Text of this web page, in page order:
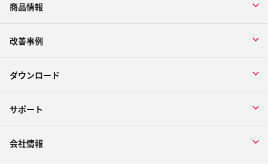
商品情報
改善事例
ダウンロード
サポート
会社情報